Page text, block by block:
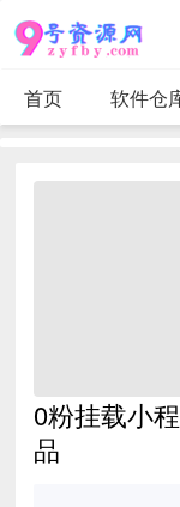
首页 软件仓
0粉挂载小
品